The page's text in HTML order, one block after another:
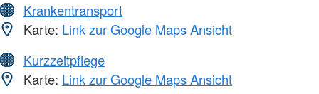
Krankentransport
Karte: Link zur Google Maps Ansicht
Kurzzeitpflege
Karte: Link zur Google Maps Ansicht